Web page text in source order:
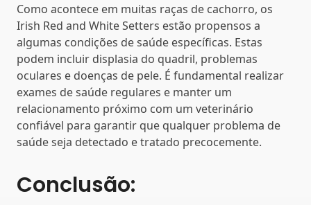
Como acontece em muitas raças de cachorro, os
Irish Red and White Setters estão propensos a
algumas condições de saúde específicas. Estas
podem incluir displasia do quadril, problemas
oculares e doenças de pele. É fundamental realizar
exames de saúde regulares e manter um
relacionamento próximo com um veterinário
confiável para garantir que qualquer problema de
saúde seja detectado e tratado precocemente.
Conclusão: